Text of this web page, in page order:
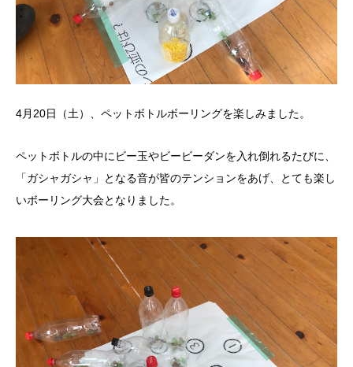
4月20日（土）、ペットボトルボーリングを楽しみました。
ペットボトルの中にビー玉やビービーダンを入れ倒れるたびに、
「ガシャガシャ」となる音が皆のテンションをあげ、とても楽し
いボーリング大会となりました。